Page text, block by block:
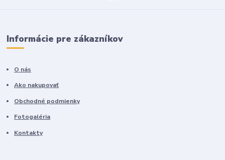
Informácie pre zákazníkov
O nás
Ako nakupovať
Obchodné podmienky
Fotogaléria
Kontakty